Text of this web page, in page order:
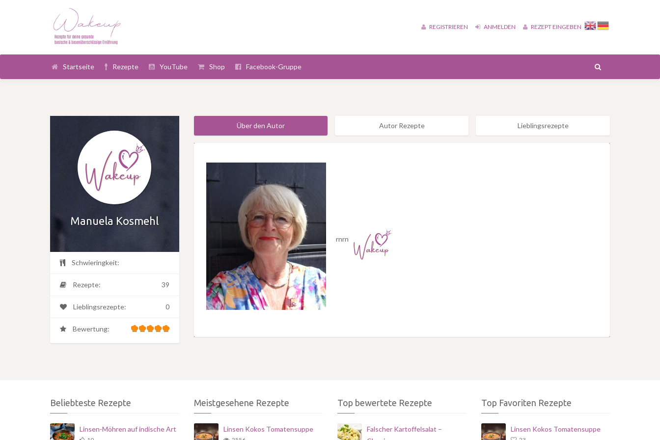
REGISTRIEREN ANMELDEN REZEPT EINGEBEN
Startseite Rezepte YouTube Shop Facebook-Gruppe
Manuela Kosmehl
Schwieringkeit:
Rezepte: 39
Lieblingsrezepte: 0
Bewertung:
Über den Autor Autor Rezepte Lieblingsrezepte
rnrn
Beliebteste Rezepte
Linsen-Möhren auf indische Art
Meistgesehene Rezepte
Linsen Kokos Tomatensuppe
Top bewertete Rezepte
Falscher Kartoffelsalat –
Top Favoriten Rezepte
Linsen Kokos Tomatensuppe